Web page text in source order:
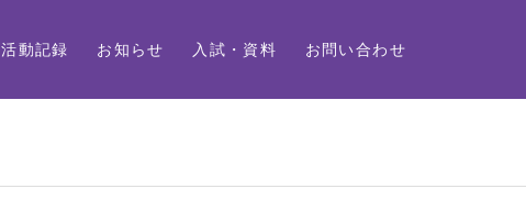
活動記録 お知らせ 入試・資料 お問い合わせ